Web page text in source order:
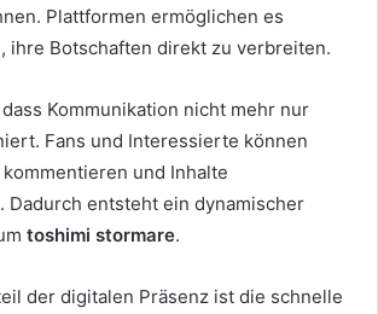
Plattformen ermöglichen es
ihre Botschaften direkt zu verbreiten.
Kommunikation nicht mehr nur
Fans und Interessierte können
und Inhalte
entsteht ein dynamischer
toshimi stormare.
der digitalen Präsenz ist die schnelle